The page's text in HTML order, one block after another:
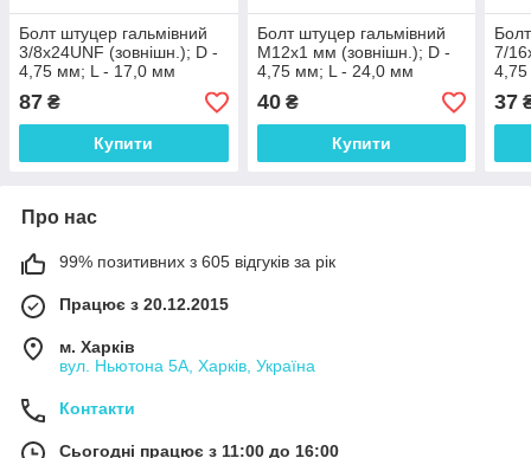
Болт штуцер гальмівний
3/8х24UNF (зовнішн.); D -
4,75 мм; L - 17,0 мм
87 ₴
Купити
Болт штуцер гальмівний
М12х1 мм (зовнішн.); D -
4,75 мм; L - 24,0 мм
40₴
Купити
7/
37
Про нас
99% позитивних з 605 відгуків за рік
Працює з 20.12.2015
м. Харків
вул. Ньютона 5А, Харків, Україна
Контакти
Сьогодні працює з 11:00 до 16:00